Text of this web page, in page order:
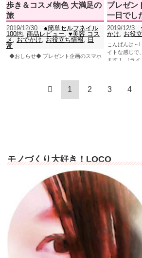
歩き＆コスメ物色 大満足の
旅
2019/12/30
●簡単セルフネイル
100均 商品レビュー ♥美容 コス
メ
おでかけ お役立ち情報
日
常
◆おしらせ◆ プレゼント企画のスマホ
プレゼン
一日でし
2019/12/3
かけ
お役
こんばんは～
イトな感じで
ます！ （ラ
1 2 3 4
モノづくり大好き！LOCO